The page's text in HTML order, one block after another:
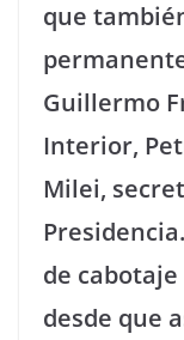
que
Guillermo
Interior,
Milei,
de cabotaje
desde que